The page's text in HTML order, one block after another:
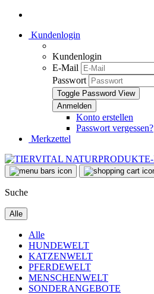
Kundenlogin
Kundenlogin
E-Mail
Passwort
Toggle Password View
Konto erstellen
Passwort vergessen?
Merkzettel
Suche
Alle
Alle
HUNDEWELT
KATZENWELT
PFERDEWELT
MENSCHENWELT
SONDERANGEBOTE